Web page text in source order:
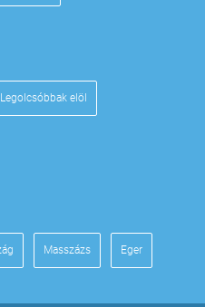
Legolcsóbbak elöl
Masszázs Eger